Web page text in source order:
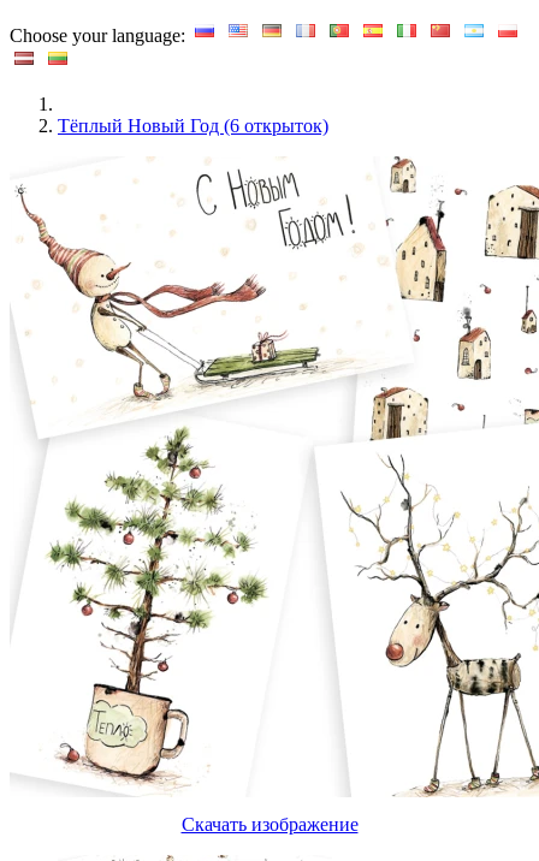
Choose your language:
Тёплый Новый Год (6 открыток)
Скачать изображение